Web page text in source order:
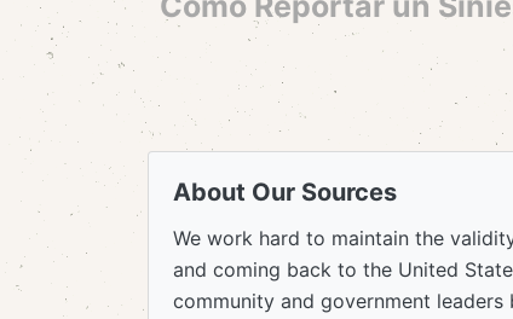
About Our Sources
We work hard to maintain the
and coming back to the United
community and government